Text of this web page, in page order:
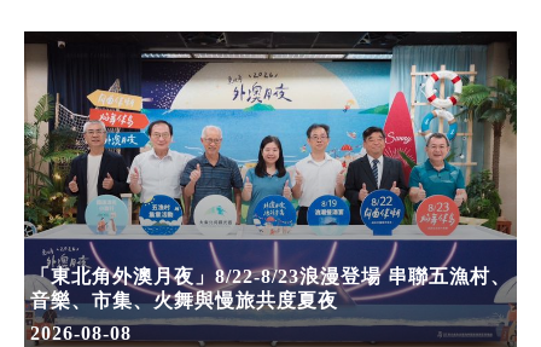
「東北角外澳月夜」8/22-8/23浪漫登場 串聯五漁村、
音樂、市集、火舞與慢旅共度夏夜
2026-08-08